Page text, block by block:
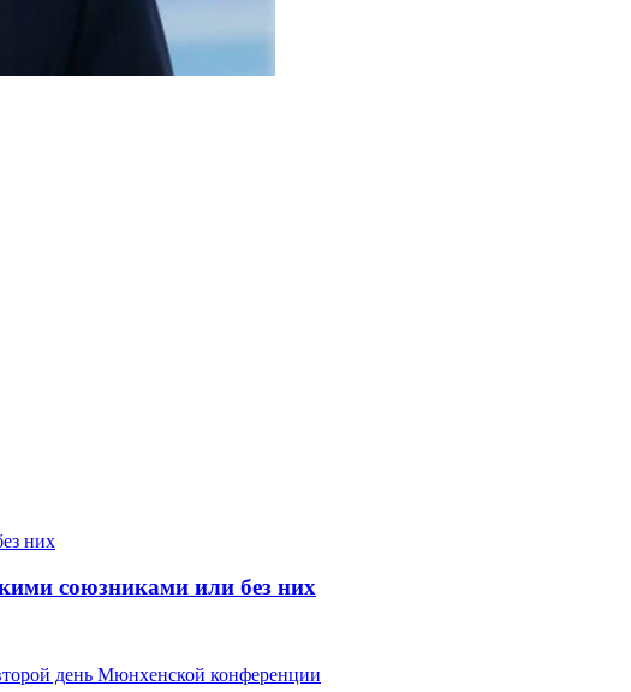
союзниками или без них